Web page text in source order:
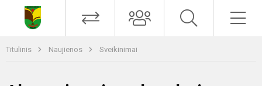
Titulinis Naujienos Sveikinimai